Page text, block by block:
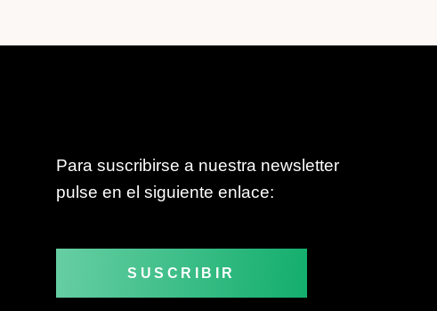
Para suscribirse a nuestra newsletter
pulse en el siguiente enlace:
SUSCRIBIR